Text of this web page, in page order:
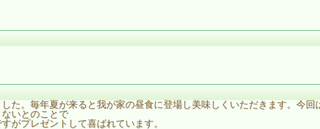
た。毎年夏が来ると我が家の昼食に登場し美味しくいただきます。今回
いとのことで
がプレゼントして喜ばれています。